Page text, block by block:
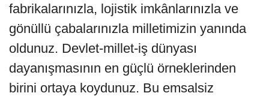
fabrikalarınızla, lojistik imkânlarınızla ve
gönüllü çabalarınızla milletimizin yanında
oldunuz. Devlet-millet-iş dünyası
dayanışmasının en güçlü örneklerinden
birini ortaya koydunuz. Bu emsalsiz